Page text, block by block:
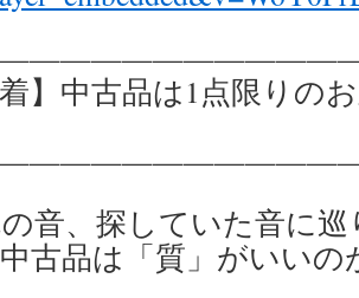
着】中古品は1点限りの
音、探していた音に
古品は「質」がいいの